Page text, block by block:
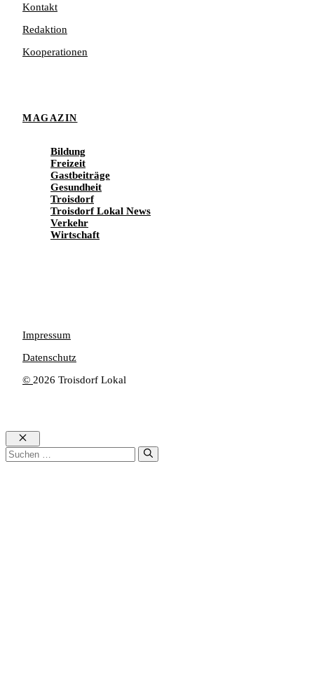
Kontakt
Redaktion
Kooperationen
MAGAZIN
Bildung
Freizeit
Gastbeiträge
Gesundheit
Troisdorf
Troisdorf Lokal News
Verkehr
Wirtschaft
© 2026 Troisdorf Lokal
Impressum
Datenschutz
Schließen
Suchen
nach: